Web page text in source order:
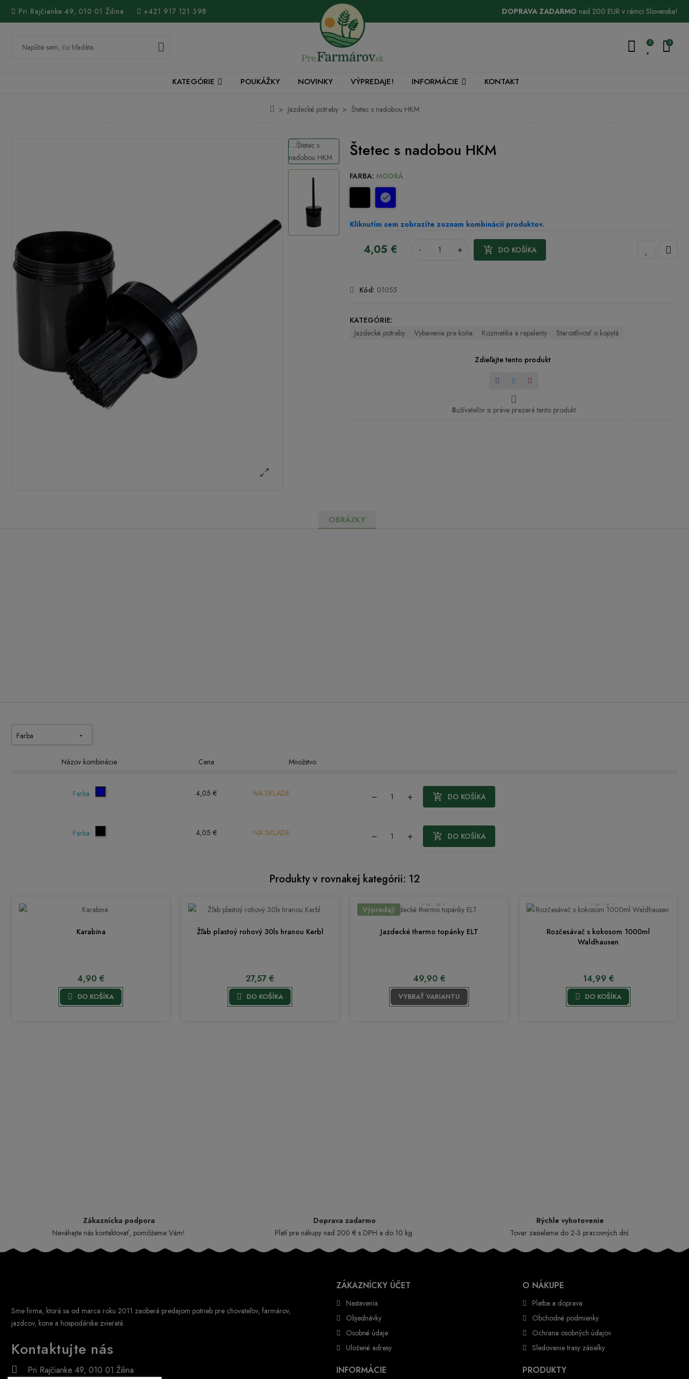
Pri Rajčianke 49, 010 01 Žilina +421 917 121 398 DOPRAVA ZADARMO nad 200 EUR v rámci Slovenska!
0 0
KATEGÓRIE POUKÁŽKY NOVINKY VÝPREDAJE! INFORMÁCIE KONTAKT
Jazdecké potreby Štetec s nadobou HKM
Štetec s nadobou HKM
FARBA: MODRÁ
Kliknutím sem zobrazíte zoznam kombinácií produktov.
4,05 € - +  DO KOŠÍKA
Kód: 01055
KATEGÓRIE:
Jazdecké potreby
Vybavenie pre koňa Kozmetika a repelenty Starostlivosť o kopytá
Zdieľajte tento produkt
8užívateľov si práve prezerá tento produkt
OBRÁZKY
Farba 
Názov kombinácie Cena Množstvo
Farba : 4,05 € NA SKLADE add
remove  DO KOŠÍKA
Farba : 4,05 € NA SKLADE add
remove  DO KOŠÍKA
Produkty v rovnakej kategórii: 12
Karabina
4,90 €

DO KOŠÍKA
Žľab plastoý rohový 30ls hranou Kerbl
27,57 €

DO KOŠÍKA
Výpredaj!
Jazdecké thermo topánky ELT
49,90 €
VYBRAŤ VARIANTU
Rozčesávač s kokosom 1000ml
Waldhausen
14,99 €

DO KOŠÍKA
Zákaznícka podpora
Neváhajte nás kontaktovať, pomôžeme Vám!
Doprava zadarmo
Platí pre nákupy nad 200 € s DPH a do 10 kg.
Rýchle vyhotovenie
Tovar zasielame do 2-3 pracovných dní.
Sme firma, ktorá sa od marca roku 2011 zaoberá predajom potrieb pre chovateľov, farmárov,
jazdcov, kone a hospodárske zvieratá.
Kontaktujte nás
Pri Rajčianke 49, 010 01 Žilina
ZÁKAZNÍCKY ÚČET
Nastavenia
Objednávky
Osobné údaje
Uložené adresy
O NÁKUPE
Platba a doprava
Obchodné podmienky
Ochrana osobných údajov
Sledovanie trasy zásielky
INFORMÁCIE PRODUKTY